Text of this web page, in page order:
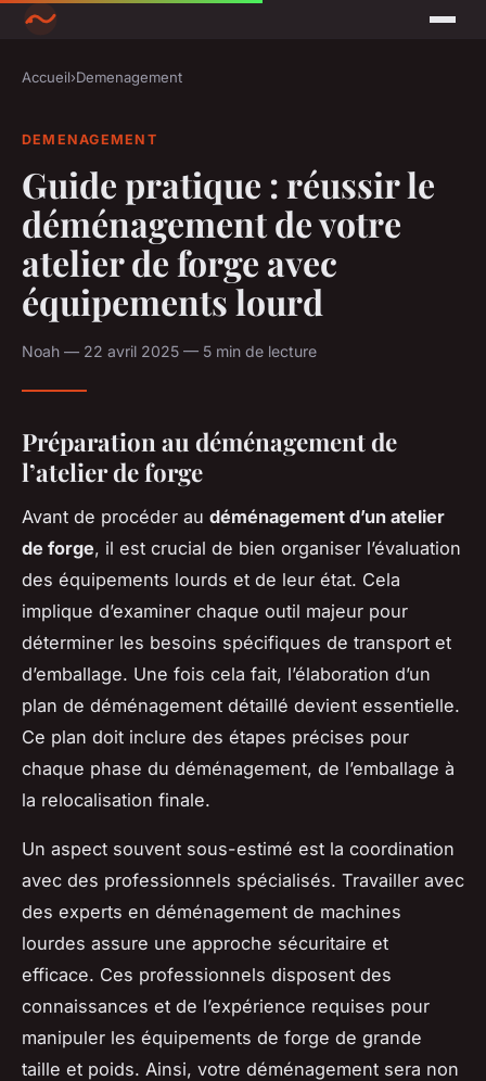
Accueil›Demenagement
DEMENAGEMENT
Guide pratique : réussir le
déménagement de votre
atelier de forge avec
équipements lourd
Noah — 22 avril 2025 — 5 min de lecture
Préparation au déménagement de
l’atelier de forge
Avant de procéder au déménagement d’un atelier
de forge, il est crucial de bien organiser l’évaluation
des équipements lourds et de leur état. Cela
implique d’examiner chaque outil majeur pour
déterminer les besoins spécifiques de transport et
d’emballage. Une fois cela fait, l’élaboration d’un
plan de déménagement détaillé devient essentielle.
Ce plan doit inclure des étapes précises pour
chaque phase du déménagement, de l’emballage à
la relocalisation finale.
Un aspect souvent sous-estimé est la coordination
avec des professionnels spécialisés. Travailler avec
des experts en déménagement de machines
lourdes assure une approche sécuritaire et
efficace. Ces professionnels disposent des
connaissances et de l’expérience requises pour
manipuler les équipements de forge de grande
taille et poids. Ainsi, votre déménagement sera non